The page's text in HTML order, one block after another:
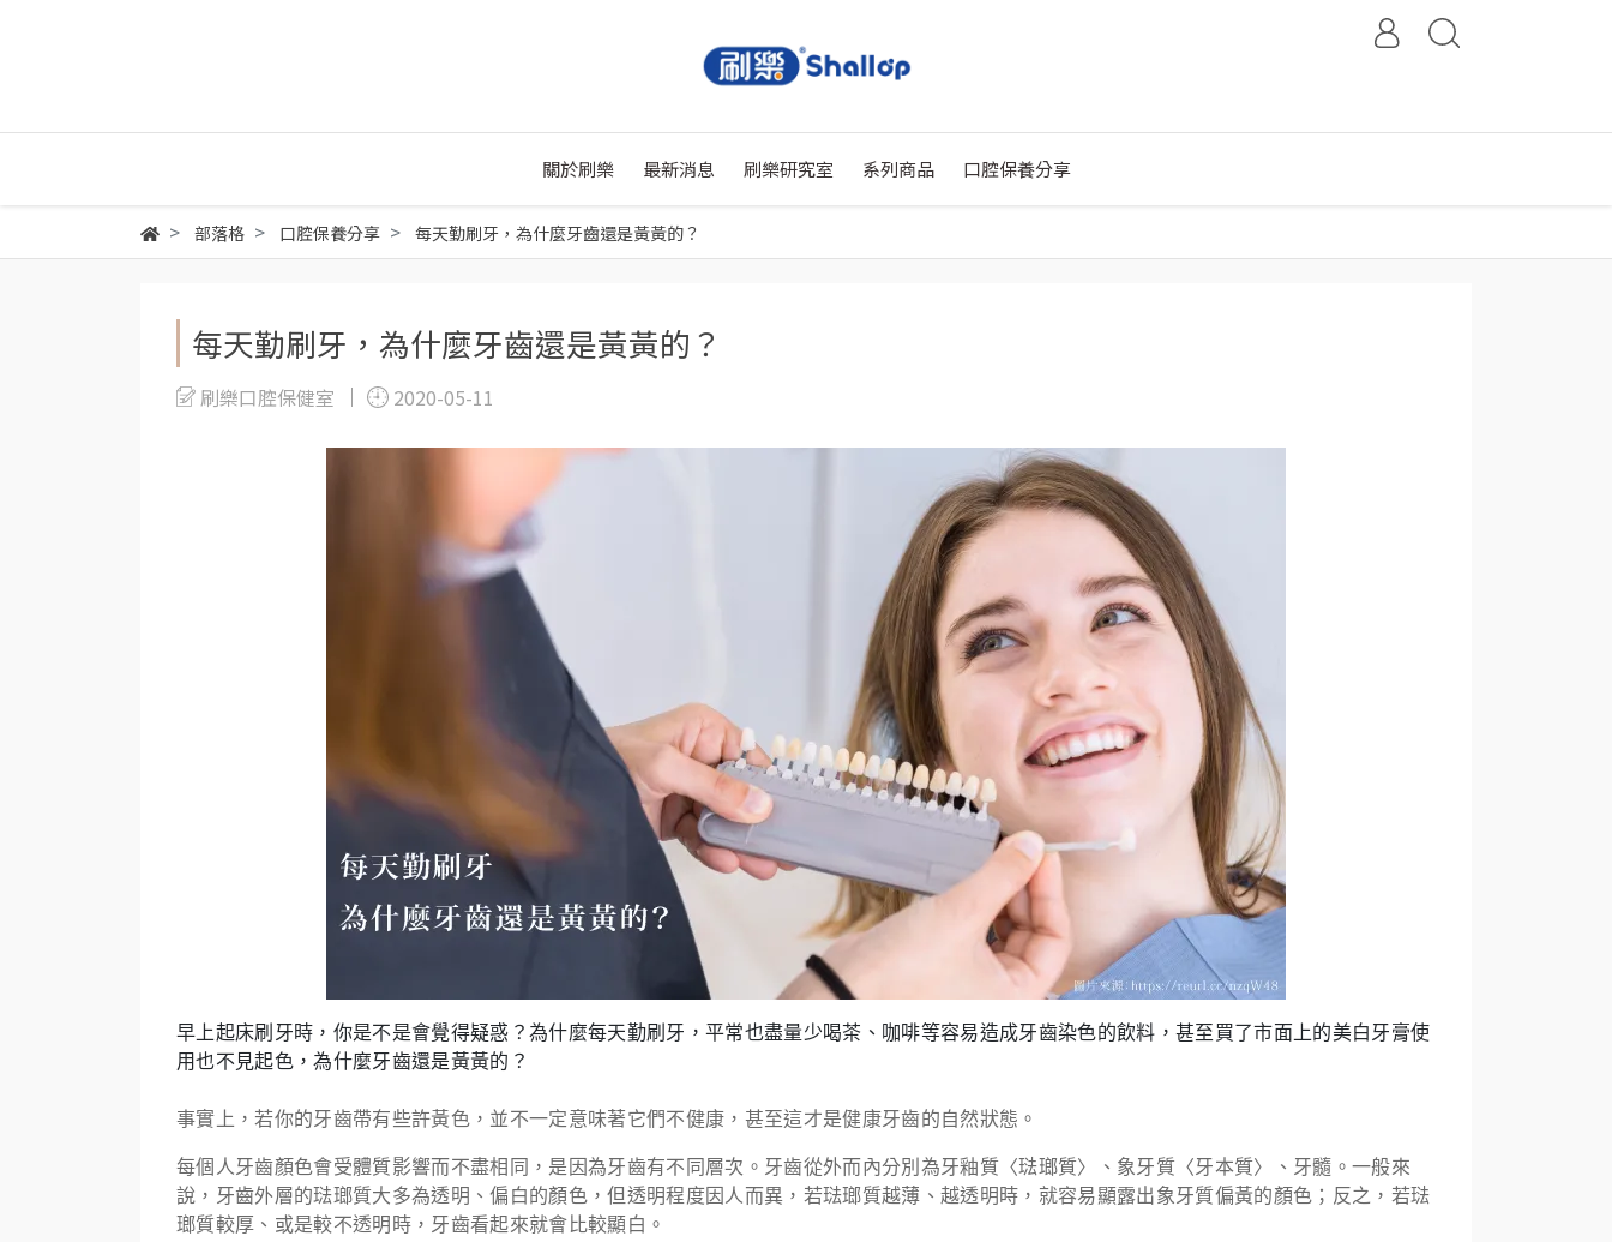
關於刷樂 最新消息 刷樂研究室 系列商品 口腔保養分享
部落格 口腔保養分享 每天勤刷牙，為什麼牙齒還是黃黃的？
每天勤刷牙，為什麼牙齒還是黃黃的？
刷樂口腔保健室 2020-05-11
早上起床刷牙時，你是不是會覺得疑惑？為什麼每天勤刷牙，平常也盡量少喝茶、咖啡等容易造成牙齒染色的飲料，甚至買了市面上的美白牙膏使
用也不見起色，為什麼牙齒還是黃黃的？
事實上，若你的牙齒帶有些許黃色，並不一定意味著它們不健康，甚至這才是健康牙齒的自然狀態。
每個人牙齒顏色會受體質影響而不盡相同，是因為牙齒有不同層次。牙齒從外而內分別為牙釉質〈琺瑯質〉、象牙質〈牙本質〉、牙髓。一般來
說，牙齒外層的琺瑯質大多為透明、偏白的顏色，但透明程度因人而異，若琺瑯質越薄、越透明時，就容易顯露出象牙質偏黃的顏色；反之，若琺
瑯質較厚、或是較不透明時，牙齒看起來就會比較顯白。